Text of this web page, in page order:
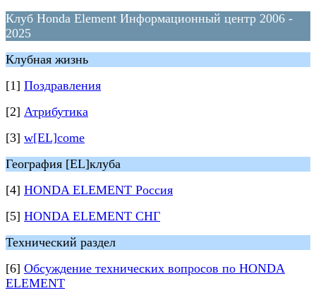
Клуб Honda Element Информационный центр 2006 -
2025
Клубная жизнь
[1] Поздравления
[2] Атрибутика
[3] w[EL]come
География [EL]клуба
[4] HONDA ELEMENT Россия
[5] HONDA ELEMENT СНГ
Технический раздел
[6] Обсуждение технических вопросов по HONDA
ELEMENT